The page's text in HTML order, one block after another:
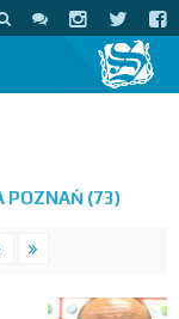
POZNAŃ (73)